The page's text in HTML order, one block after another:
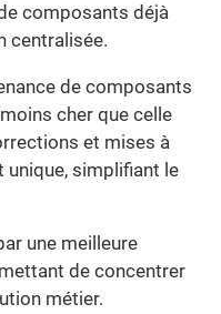
composants déjà
centralisée.
de composants
cher que celle
et mises à
unique, simplifiant le
une meilleure
de concentrer
métier.